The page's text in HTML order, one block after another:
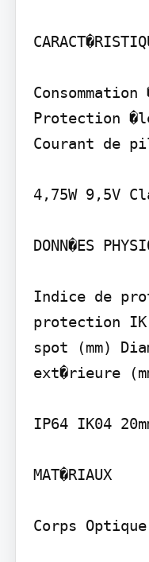
Protection
Courant de
4,75W 9,5V
DONN�ES
Indice de
protection
spot (mm)
ext�rieure
IP64 IK04
MAT�RIAUX
Corps Optique